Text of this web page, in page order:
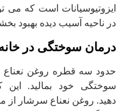
ایزوتیوسیانات است که می
در ناحیه آسیب دیده بهبود
درمان سوختگی در خانه
حدود سه قطره روغن نعناع
سوختگی خود بمالید. این
دهید. روغن نعناع سرشار